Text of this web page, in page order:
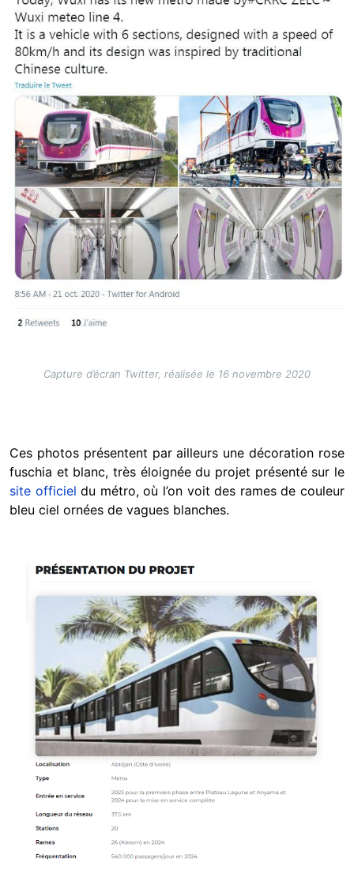
Capture d’écran Twitter, réalisée le 16 novembre 2020
Ces photos présentent par ailleurs une décoration rose
fuschia et blanc, très éloignée du projet présenté sur le
site officiel du métro, où l’on voit des rames de couleur
bleu ciel ornées de vagues blanches.
Image